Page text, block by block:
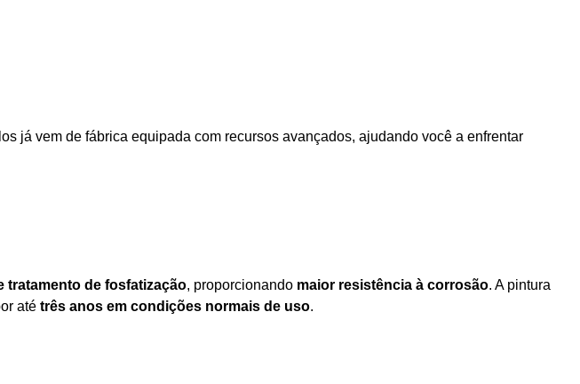
já vem de fábrica equipada com recursos avançados, ajudando você a enfrentar
tratamento de fosfatização, proporcionando maior resistência à corrosão. A pintura
até três anos em condições normais de uso.